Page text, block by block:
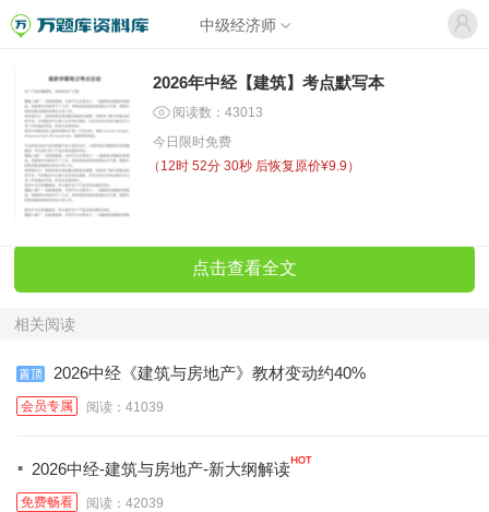
中级经济师
2026年中经【建筑】考点默写本
阅读数：43013
今日限时免费
（ 12时 52分 30秒 后恢复原价¥9.9）
点击查看全文
相关阅读
2026中经《建筑与房地产》教材变动约40%
会员专属 阅读：41039
· 2026中经-建筑与房地产-新大纲解读
免费畅看 阅读：42039